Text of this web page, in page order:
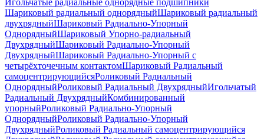
Игольчатые радиальные однорядные подшипники
Шариковый радиальный однорядныйШариковый радиальный
двухрядныйШариковый Радиально-Упорный
ОднорядныйШариковый Упорно-радиальный
ДвухрядныйШариковый Радиально-Упорный
ДвухрядныйШариковый Радиально-Упорный с
четырёхточечным контактомШариковый Радиальный
самоцентрирующийсяРоликовый Радиальный
ОднорядныйРоликовый Радиальный ДвухрядныйИгольчатый
Радиальный ДвухрядныйКомбинированный
упорныйРоликовый Радиально-Упорный
ОднорядныйРоликовый Радиально-Упорный
ДвухрядныйРоликовый Радиальный самоцентрирующийся